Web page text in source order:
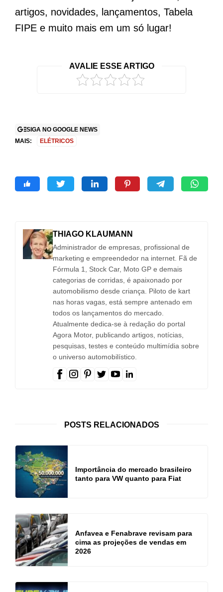
artigos, novidades, lançamentos, Tabela
FIPE e muito mais em um só lugar!
AVALIE ESSE ARTIGO
SIGA NO GOOGLE NEWS
MAIS:
ELÉTRICOS
THIAGO KLAUMANN
Administrador de empresas, profissional de
marketing e empreendedor na internet. Fã de
Fórmula 1, Stock Car, Moto GP e demais
categorias de corridas, é apaixonado por
automobilismo desde criança. Piloto de kart
nas horas vagas, está sempre antenado em
todos os lançamentos do mercado.
Atualmente dedica-se à redação do portal
Agora Motor, publicando artigos, notícias,
pesquisas, testes e conteúdo multimídia sobre
o universo automobilístico.
POSTS RELACIONADOS
Importância do mercado brasileiro
tanto para VW quanto para Fiat
Anfavea e Fenabrave revisam para
cima as projeções de vendas em
2026